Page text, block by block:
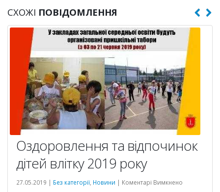
СХОЖІ ПОВІДОМЛЕННЯ
Оздоровлення та відпочинок
дітей влітку 2019 року
27.05.2019 | Без категорії Новини | Коментарі Вимкнено